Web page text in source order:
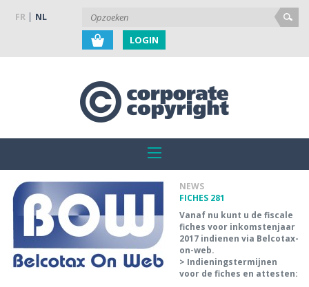
FR NL
LOGIN
NEWS
FICHES 281
Vanaf nu kunt u de fiscale
fiches voor inkomstenjaar
2017 indienen via Belcotax-
on-web.
> Indieningstermijnen
voor de fiches en attesten: